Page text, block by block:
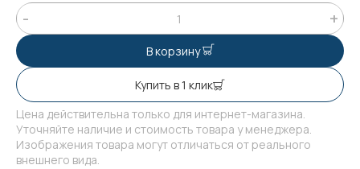
В корзину
Купить в 1 клик
Цена действительна только для интернет-магазина.
Уточняйте наличие и стоимость товара у менеджера.
Изображения товара могут отличаться от реального
внешнего вида.